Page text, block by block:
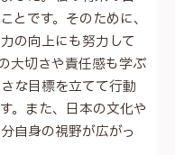
とです。そのために、
の向上にも努力して
大切さや責任感も学ぶ
な目標を立てて行動
。また、日本の文化や
自身の視野が広がっ